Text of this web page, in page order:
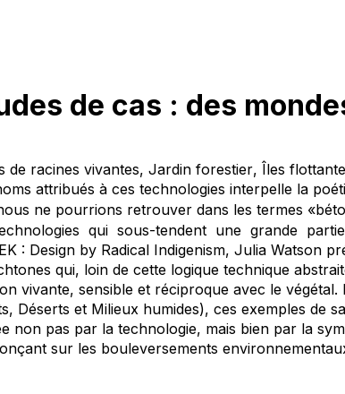
de cas : des
de racines vivantes, Jardin forestier, Îles
attribués à ces technologies interpelle la
ne pourrions retrouver dans les termes
qui sous-tendent une grande
: Design by Radical Indigenism, Julia Watson
qui, loin de cette logique technique
vivante, sensible et réciproque avec le
Déserts et Milieux humides), ces exemples de
non pas par la technologie, mais bien par la
sur les bouleversements